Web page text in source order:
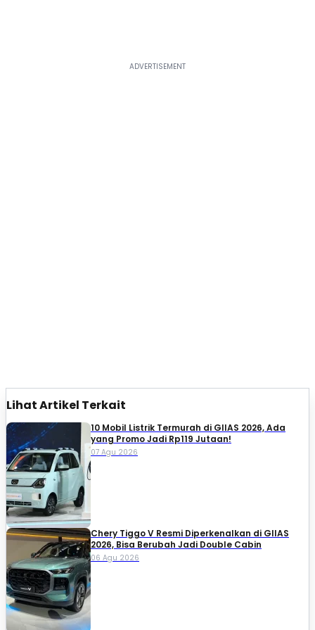
Lihat Artikel Terkait
10 Mobil Listrik Termurah di GIIAS 2026, Ada
yang Promo Jadi Rp119 Jutaan!
07 Agu 2026
Chery Tiggo V Resmi Diperkenalkan di GIIAS
2026, Bisa Berubah Jadi Double Cabin
06 Agu 2026